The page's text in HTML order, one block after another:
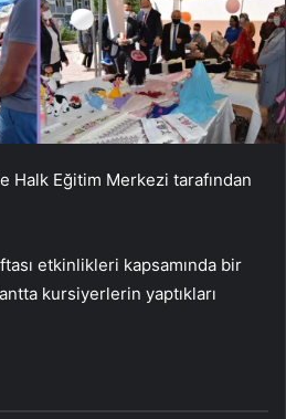
Halk Eğitim Merkezi tarafından
etkinlikleri kapsamında bir
kursiyerlerin yaptıkları